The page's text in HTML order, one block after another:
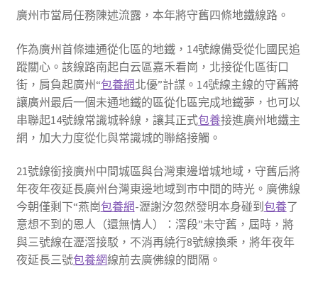
廣州市當局任務陳述流露，本年將守舊四條地鐵線路。
作為廣州首條連通從化區的地鐵，14號線備受從化國民追
蹤關心。該線路南起白云區嘉禾看崗，北接從化區街口
街，肩負起廣州“包養網北優”計謀。14號線主線的守舊將
讓廣州最后一個未通地鐵的區從化區完成地鐵夢，也可以
串聯起14號線常識城幹線，讓其正式包養接進廣州地鐵主
網，加大力度從化與常識城的聯絡接觸。
21號線銜接廣州中間城區與台灣東邊增城地域，守舊后將
年夜年夜延長廣州台灣東邊地域到市中間的時光。廣佛線
今朝僅剩下“燕崗包養網-瀝謝汐忽然發明本身碰到 包養了
意想不到的恩人（還無情人）：滘段”未守舊，屆時，將
與三號線在瀝滘接駁，不消再繞行8號線換乘，將年夜年
夜延長三號包養網線前去廣佛線的間隔。